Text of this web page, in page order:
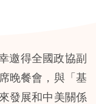
邀得全國政協副
晚餐會，與「基
發展和中美關係